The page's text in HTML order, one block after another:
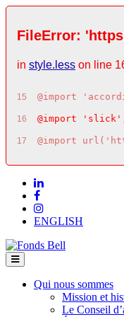
FileError:
in style.less on line
15 @import
16 @import
17 @import
ENGLISH
Qui nous sommes
Mission et
Le Conseil